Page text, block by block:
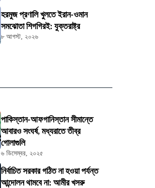
হরমুজ প্রণালি খুলতে ইরান-ওমান
সমঝোতা শিগগিরই: যুক্তরাষ্ট্র
৮ আগস্ট, ২০২৬
পাকিস্তান-আফগানিস্তান সীমান্তে
আবারও সংঘর্ষ, মধ্যরাতে তীব্র
গোলাগুলি
৬ ডিসেম্বর, ২০২৫
নির্বাচিত সরকার গঠিত না হওয়া পর্যন্ত
আন্দোলন থামবে না: আমীর খসরু